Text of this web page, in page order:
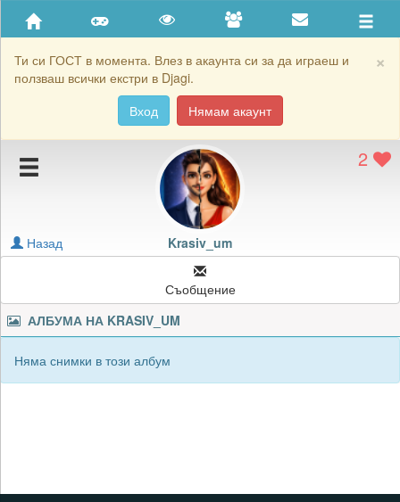
×
Ти си ГОСТ в момента. Влез в акаунта си за да играеш и
ползваш всички екстри в Djagi.
Вход
Нямам акаунт
Приятели
Хронология на игри
Подаръците на Krasiv_um
Картичките на Krasiv_um
Блокирай Krasiv_um
2
Krasiv_um
Назад
Съобщение
АЛБУМА НА KRASIV_UM
Няма снимки в този албум